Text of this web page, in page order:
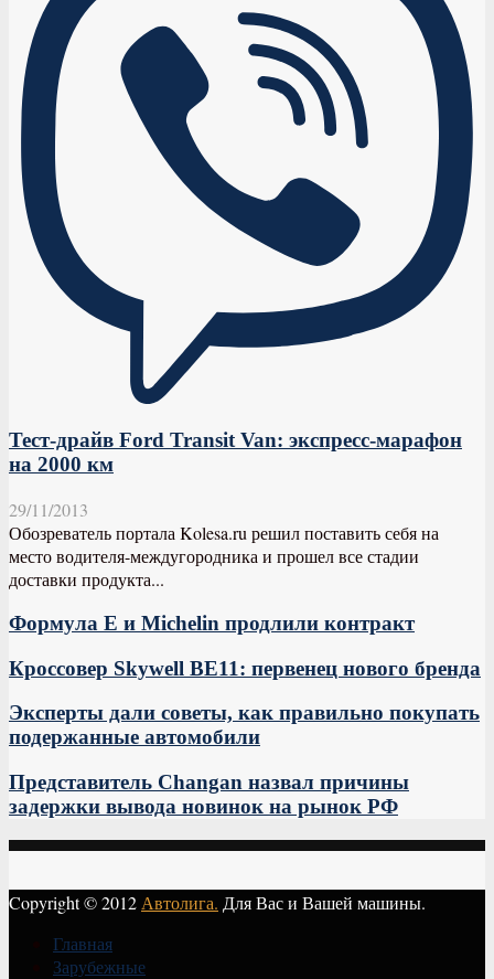
Тест-драйв Ford Transit Van: экспресс-марафон
на 2000 км
29/11/2013
Обозреватель портала Kolesa.ru решил поставить себя на
место водителя-междугородника и прошел все стадии
доставки продукта...
Формула Е и Michelin продлили контракт
Кроссовер Skywell BE11: первенец нового бренда
Эксперты дали советы, как правильно покупать
подержанные автомобили
Представитель Changan назвал причины
задержки вывода новинок на рынок РФ
Copyright © 2012 Автолига. Для Вас и Вашей машины.
Главная
Зарубежные